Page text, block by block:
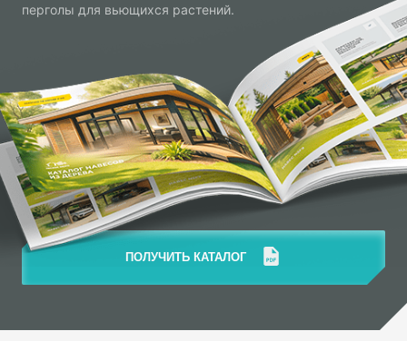
перголы для вьющихся растений.
ПОЛУЧИТЬ КАТАЛОГ